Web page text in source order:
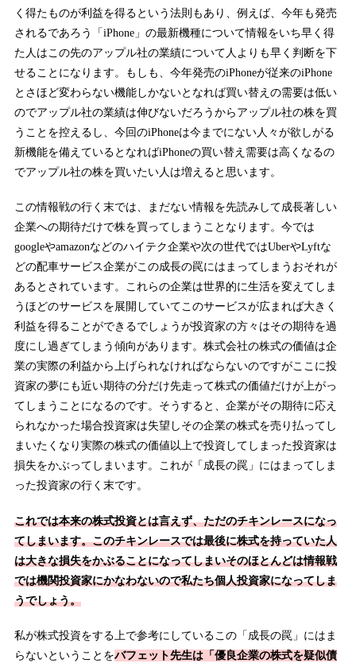
く得たものが利益を得るという法則もあり、例えば、今年も発売
されるであろう「iPhone」の最新機種について情報をいち早く得
た人はこの先のアップル社の業績について人よりも早く判断を下
せることになります。もしも、今年発売のiPhoneが従来のiPhone
とさほど変わらない機能しかないとなれば買い替えの需要は低い
のでアップル社の業績は伸びないだろうからアップル社の株を買
うことを控えるし、今回のiPhoneは今までにない人々が欲しがる
新機能を備えているとなればiPhoneの買い替え需要は高くなるの
でアップル社の株を買いたい人は増えると思います。
この情報戦の行く末では、まだない情報を先読みして成長著しい
企業への期待だけで株を買ってしまうことなります。今では
googleやamazonなどのハイテク企業や次の世代ではUberやLyftな
どの配車サービス企業がこの成長の罠にはまってしまうおそれが
あるとされています。これらの企業は世界的に生活を変えてしま
うほどのサービスを展開していてこのサービスが広まれば大きく
利益を得ることができるでしょうが投資家の方々はその期待を過
度にし過ぎてしまう傾向があります。株式会社の株式の価値は企
業の実際の利益から上げられなければならないのですがここに投
資家の夢にも近い期待の分だけ先走って株式の価値だけが上がっ
てしまうことになるのです。そうすると、企業がその期待に応え
られなかった場合投資家は失望しその企業の株式を売り払ってし
まいたくなり実際の株式の価値以上で投資してしまった投資家は
損失をかぶってしまいます。これが「成長の罠」にはまってしま
った投資家の行く末です。
これでは本来の株式投資とは言えず、ただのチキンレースになっ
てしまいます。このチキンレースでは最後に株式を持っていた人
は大きな損失をかぶることになってしまいそのほとんどは情報戦
では機関投資家にかなわないので私たち個人投資家になってしま
うでしょう。
私が株式投資をする上で参考にしているこの「成長の罠」にはま
らないということをバフェット先生は「優良企業の株式を疑似債